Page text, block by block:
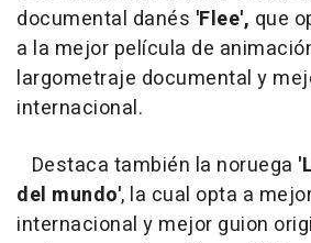
documental danés 'Flee', que
a la mejor película de
largometraje documental y
internacional.
Destaca también la noruega
del mundo', la cual opta a
internacional y mejor guion